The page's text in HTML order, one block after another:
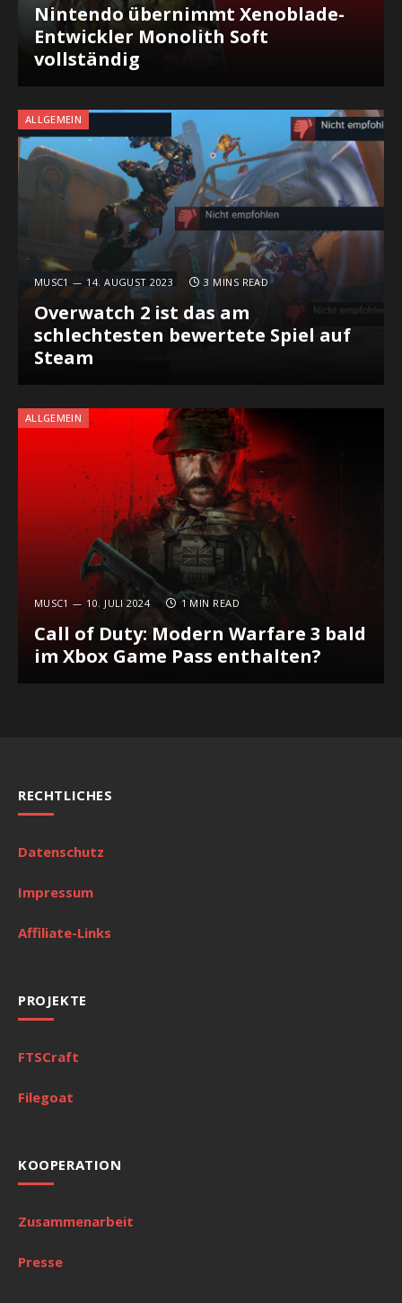
Nintendo übernimmt Xenoblade-
Entwickler Monolith Soft
vollständig
ALLGEMEIN
MUSC1 14. AUGUST 2023 3 MINS READ
Overwatch 2 ist das am
schlechtesten bewertete Spiel auf
Steam
ALLGEMEIN
MUSC1 10. JULI 2024 1 MIN READ
Call of Duty: Modern Warfare 3 bald
im Xbox Game Pass enthalten?
RECHTLICHES
Datenschutz
Impressum
Affiliate-Links
PROJEKTE
FTSCraft
Filegoat
KOOPERATION
Zusammenarbeit
Presse